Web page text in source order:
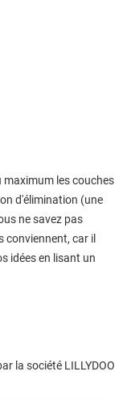
maximum les couches
d'élimination (une
ne savez pas
conviennent, car il
idées en lisant un
la société LILLYDOO